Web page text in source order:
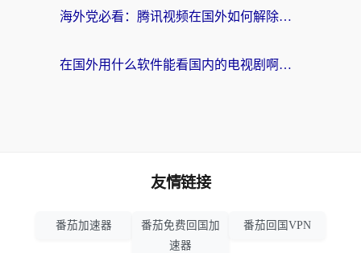
海外党必看：腾讯视频在国外如何解除地域限制？附优酷咪咕使用指南
在国外用什么软件能看国内的电视剧啊？留学生亲测有效的回国加速方案
友情链接
番茄加速器
番茄免费回国加
速器
番茄回国VPN